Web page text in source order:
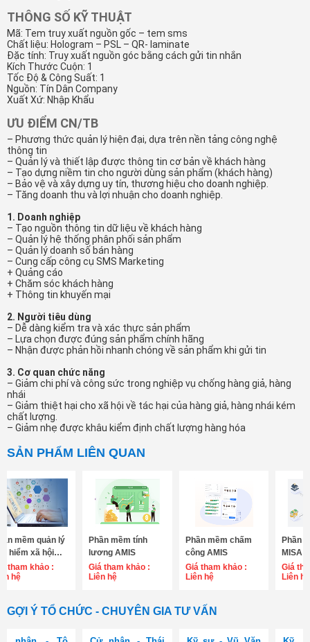
THÔNG SỐ KỸ THUẬT
Mã: Tem truy xuất nguồn gốc – tem sms
Chất liệu: Hologram – PSL – QR- laminate
Đặc tính: Truy xuất nguồn góc bằng cách gửi tin nhắn
Kích Thước Cuộn: 1
Tốc Độ & Công Suất: 1
Nguồn: Tín Dân Company
Xuất Xứ: Nhập Khẩu
ƯU ĐIỂM CN/TB
– Phương thức quản lý hiện đại, dựa trên nền tảng công nghệ
thông tin
– Quản lý và thiết lập được thông tin cơ bản về khách hàng
– Tạo dựng niềm tin cho người dùng sản phẩm (khách hàng)
– Bảo vệ và xây dựng uy tín, thương hiệu cho doanh nghiệp.
– Tăng doanh thu và lợi nhuận cho doanh nghiệp.
1. Doanh nghiệp
– Tạo nguồn thông tin dữ liệu về khách hàng
– Quản lý hệ thống phân phối sản phẩm
– Quản lý doanh số bán hàng
– Cung cấp công cụ SMS Marketing
+ Quảng cáo
+ Chăm sóc khách hàng
+ Thông tin khuyến mại
2. Người tiêu dùng
– Dễ dàng kiểm tra và xác thực sản phẩm
– Lựa chọn được đúng sản phẩm chính hãng
– Nhận được phản hồi nhanh chóng về sản phẩm khi gửi tin
3. Cơ quan chức năng
– Giảm chi phí và công sức trong nghiệp vụ chống hàng giả, hàng
nhái
– Giảm thiệt hại cho xã hội về tác hại của hàng giả, hàng nhái kém
chất lượng.
– Giảm nhẹ được khâu kiểm định chất lượng hàng hóa
SẢN PHẨM LIÊN QUAN
mềm quản lý
hiểm xã hội
tham khảo :
hệ
☆☆☆☆☆
Phần mềm tính
lương AMIS
Giá tham khảo :
Liên hệ
☆☆☆☆☆
Phần mềm chấm
công AMIS
Giá tham khảo :
Liên hệ
☆☆☆☆☆
Phần
MISA
Giá
Liên hệ
GỢI Ý TỔ CHỨC - CHUYÊN GIA TƯ VẤN